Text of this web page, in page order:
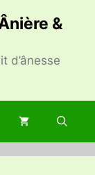
&
d’ânesse